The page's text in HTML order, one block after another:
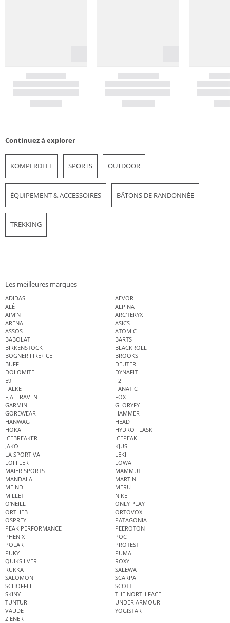
Continuez à explorer
KOMPERDELL SPORTS OUTDOOR
ÉQUIPEMENT & ACCESSOIRES BÂTONS DE RANDONNÉE
TREKKING
Les meilleures marques
ADIDAS
AEVOR
ALÉ
ALPINA
AIM'N
ARC'TERYX
ARENA
ASICS
ASSOS
ATOMIC
BABOLAT
BARTS
BIRKENSTOCK
BLACKROLL
BOGNER FIRE+ICE
BROOKS
BUFF
DEUTER
DOLOMITE
DYNAFIT
E9
F2
FALKE
FANATIC
FJÄLLRÄVEN
FOX
GARMIN
GLORYFY
GOREWEAR
HAMMER
HANWAG
HEAD
HOKA
HYDRO FLASK
ICEBREAKER
ICEPEAK
JAKO
KJUS
LA SPORTIVA
LEKI
LÖFFLER
LOWA
MAIER SPORTS
MAMMUT
MANDALA
MARTINI
MEINDL
MERU
MILLET
NIKE
O'NEILL
ONLY PLAY
ORTLIEB
ORTOVOX
OSPREY
PATAGONIA
PEAK PERFORMANCE
PEEROTON
PHENIX
POC
POLAR
PROTEST
PUKY
PUMA
QUIKSILVER
ROXY
RUKKA
SALEWA
SALOMON
SCARPA
SCHÖFFEL
SCOTT
SKINY
THE NORTH FACE
TUNTURI
UNDER ARMOUR
VAUDE
YOGISTAR
ZIENER